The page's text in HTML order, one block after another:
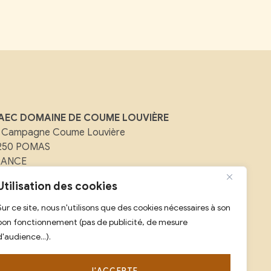
des cookies
ce site, nous n'utilisons que des cookies nécessaires à son
fonctionnement (pas de publicité, de mesure
DOMAINE DE COUME LOUVIÈRE
Campagne Coume Louvière
POMAS
: contact@domainedecoumelouviere.com
: 07 88 08 25 59